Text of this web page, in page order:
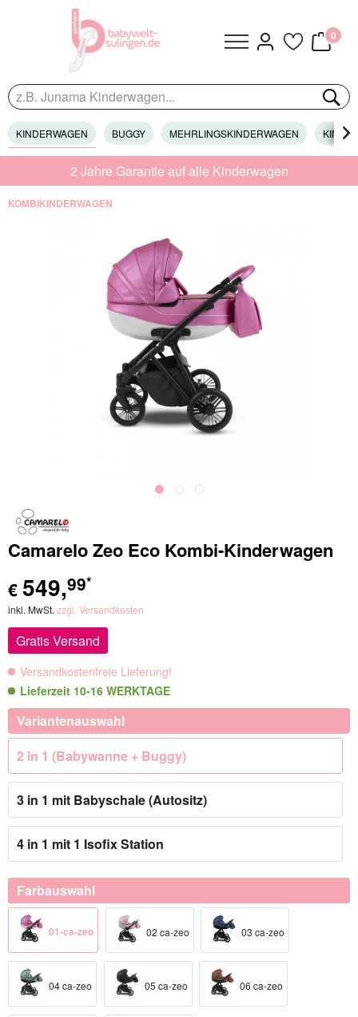
0
KINDERWAGEN BUGGY MEHRLINGSKINDERWAGEN 
2 Jahre Garantie auf alle Kinderwagen
KOMBIKINDERWAGEN
Camarelo Zeo Eco Kombi-Kinderwagen
€ 549,99*
inkl. MwSt. zzgl. Versandkosten
Gratis Versand
Versandkostenfreie Lieferung!
Lieferzeit 10-16 WERKTAGE
Variantenauswahl
2 in 1 (Babywanne + Buggy)
3 in 1 mit Babyschale (Autositz)
4 in 1 mit 1 Isofix Station
Farbauswahl
01-ca-zeo 02 ca-zeo 03 ca-zeo
04 ca-zeo 05 ca-zeo 06 ca-zeo